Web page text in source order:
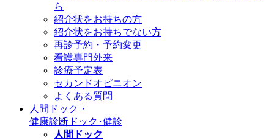
ら
紹介状をお持ちの方
紹介状をお持ちでない方
再診予約・予約変更
看護専門外来
診療予定表
セカンドオピニオン
よくある質問
人間ドック・
健康診断 ドック･健診
人間ドック